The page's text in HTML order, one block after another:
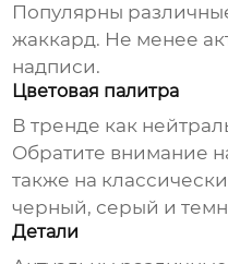
Популярны
жаккард. Не менее
надписи.
Цветовая палитра
В тренде как
Обратите внимание
также на
черный, серый и
Детали